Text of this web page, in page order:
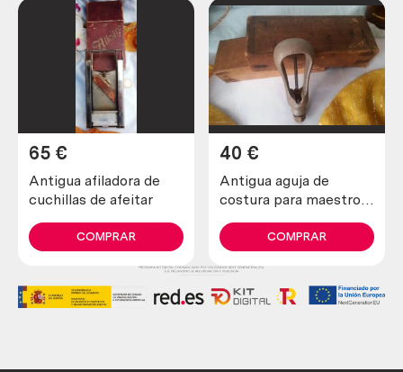
Antigua afiladora de
cuchillas de afeitar
65 €
COMPRAR
Antigua aguja de
costura para maestros
Años 30
40 €
COMPRAR